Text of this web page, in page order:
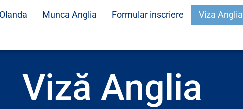
Munca Anglia Formular inscriere Viza Anglia
Viză Anglia